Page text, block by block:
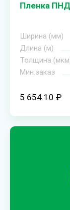
Пленка
Ширина (мм)
Длина (м)
Толщина
Мин.заказ
5 654.10 ₽